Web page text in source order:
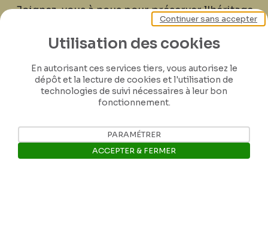
Joignez-vous à nous pour préserver l'héritage
de Félicien Rops ! Partagez vos lettres,
documents et connaissances afin de
les générations futures.
Je contribue
Utilisation des cookies
En autorisant ces services tiers, vous autorisez le
dépôt et la lecture de cookies et l'utilisation de
technologies de suivi nécessaires à leur bon
fonctionnement.
Continuer sans accepter
PARAMÉTRER
ACCEPTER & FERMER